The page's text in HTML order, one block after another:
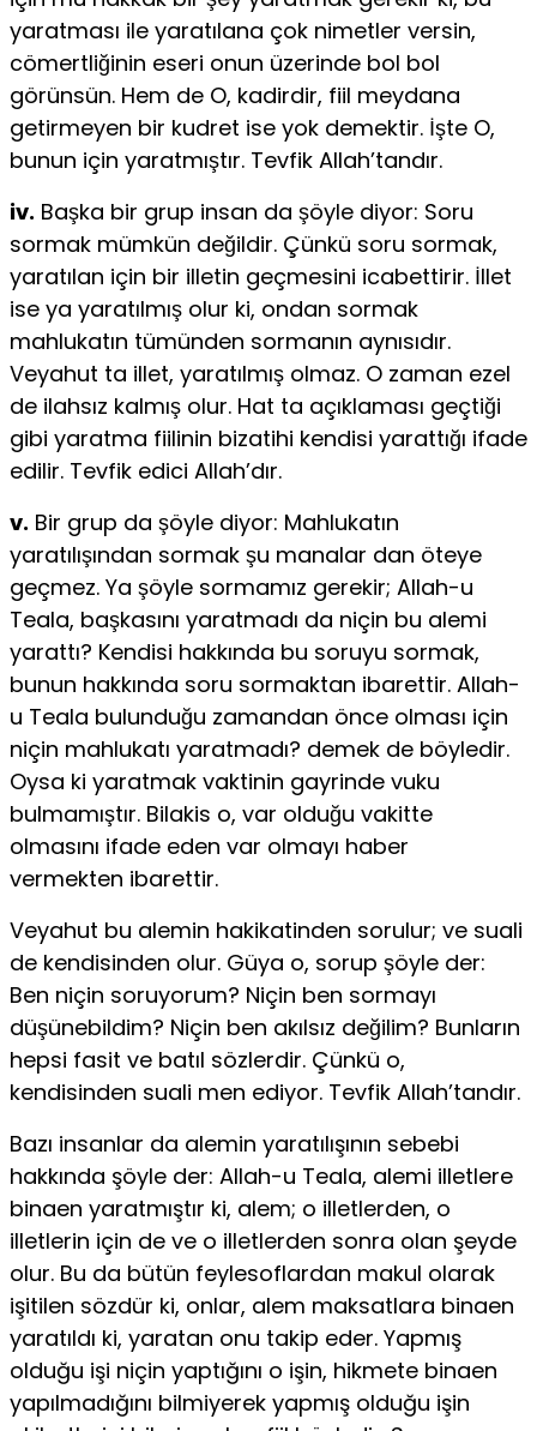
yaratması ile yaratılana çok nimetler versin,
cömertliğinin eseri onun üzerinde bol bol
görünsün. Hem de O, kadir­dir, fiil meydana
getirmeyen bir kudret ise yok demektir. İşte O,
bunun için yaratmıştır. Tevfik Allah’tandır.
iv. Başka bir grup insan da şöyle diyor: Soru
sormak mümkün değildir. Çünkü soru sormak,
yaratılan için bir illetin geçmesini icabettirir. İllet
ise ya yaratılmış olur ki, ondan sormak
mahlukatın tümünden sormanın aynısıdır.
Veyahut ta illet, yaratılmış olmaz. O zaman ezel
de ilahsız kalmış olur. Hat­ ta açıklaması geçtiği
gibi yaratma fiilinin bizatihi kendisi yarattığı ifade
edi­lir. Tevfik edici Allah’dır.
v. Bir grup da şöyle diyor: Mahlukatın
yaratılışından sormak şu manalar­ dan öteye
geçmez. Ya şöyle sormamız gerekir; Allah-u
Teala, başkasını yarat­madı da niçin bu alemi
yarattı? Kendisi hakkında bu soruyu sormak,
bunun hakkında soru sormaktan ibarettir. Allah-
u Teala bulunduğu zamandan önce olması için
niçin mahlukatı yaratmadı? demek de böyledir.
Oysa ki yaratmak vaktinin gayrinde vuku
bulmamıştır. Bilakis o, var olduğu vakitte
olmasını ifade eden var olmayı haber
vermekten ibarettir.
Veyahut bu alemin hakikatinden sorulur; ve suali
de kendisinden olur. Güya o, sorup şöyle der:
Ben niçin soruyorum? Niçin ben sormayı
düşünebil­dim? Niçin ben akılsız değilim? Bunların
hepsi fasit ve batıl sözlerdir. Çünkü o,
kendisinden suali men ediyor. Tevfik Allah’tandır.
Bazı insanlar da alemin yaratılışının sebebi
hakkında şöyle der: Allah-u Teala, alemi illetlere
binaen yaratmıştır ki, alem; o illetlerden, o
illetlerin için­ de ve o illetlerden sonra olan şeyde
olur. Bu da bütün feylesoflardan makul olarak
işitilen sözdür ki, onlar, alem maksatlara binaen
yaratıldı ki, yaratan onu takip eder. Yapmış
olduğu işi niçin yaptığını o işin, hikmete binaen
ya­pılmadığını bilmiyerek yapmış olduğu işin